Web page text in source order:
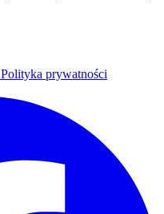
Polityka prywatności